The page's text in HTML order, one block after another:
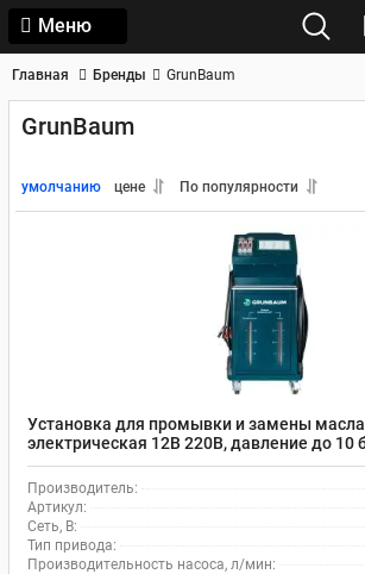
Меню
Главная Бренды GrunBaum
GrunBaum
умолчанию цене По популярности
Установка для промывки и замены
электрическая 12В 220В, давление до 10
мин, GrunBaum ATF4000N GB61007
Производитель:
Артикул:
Сеть, В:
Тип привода:
Производительность насоса, л/мин: